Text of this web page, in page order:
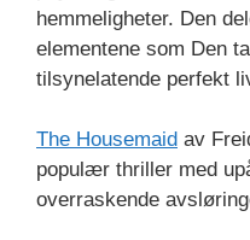
hemmeligheter. Den
elementene som Den
tilsynelatende perfekt
The Housemaid av
populær thriller med
overraskende